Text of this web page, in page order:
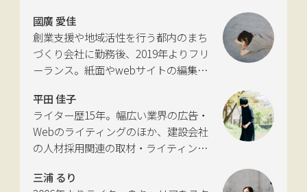
新聞社モビリティビジネス専門誌
『LIGARE』初代編集長を経て、2013年
に独立。国土交通省の「自転車の活用
推進に向けた有識者会議」、「交通政
共交通部会」、「MaaS関連データ検
討会」、SIP第2期自動運転（システム
とサービスの拡張）ピアレビュー委員
会などの委員を歴任。
國廣 愛佳
創業支援や地域活性を行う都内のまち
づくり会社に勤務後、2019年よりフリ
ーランス。紙面やwebサイトの編集、
どの執筆を中心に、ジャンルを問わず
活動。四国にある築100年の実家をど
う生かすかが長年の悩み。
平田 佳子
ライター歴15年。幅広い業界の広告・
Webのライティングのほか、建設会社
の人材採用関連の取材・ライティング
仕事をしていたため、小さな頃から憧
三浦 るり